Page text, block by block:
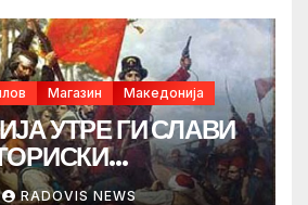
Магазин Македонија
УТРЕ ГИ СЛАВИ
RADOVIS NEWS